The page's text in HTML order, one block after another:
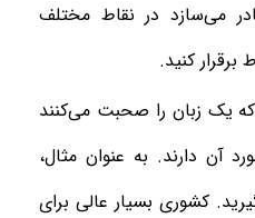
می‌سازد در نقاط مختلف
برقرار کنید.
یک زبان را صحبت می‌کنند
آن دارند. به عنوان مثال،
کشوری بسیار عالی برای